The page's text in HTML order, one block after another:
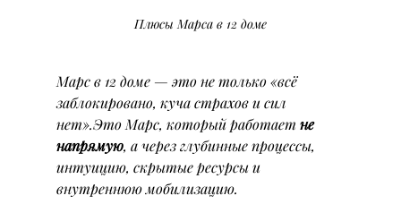
Плюсы Марса в 12 доме
Марс в 12 доме — это не только «всё
заблокировано, куча страхов и сил
нет».Это Марс, который работает не
напрямую, а через глубинные процессы,
интуицию, скрытые ресурсы и
внутреннюю мобилизацию.